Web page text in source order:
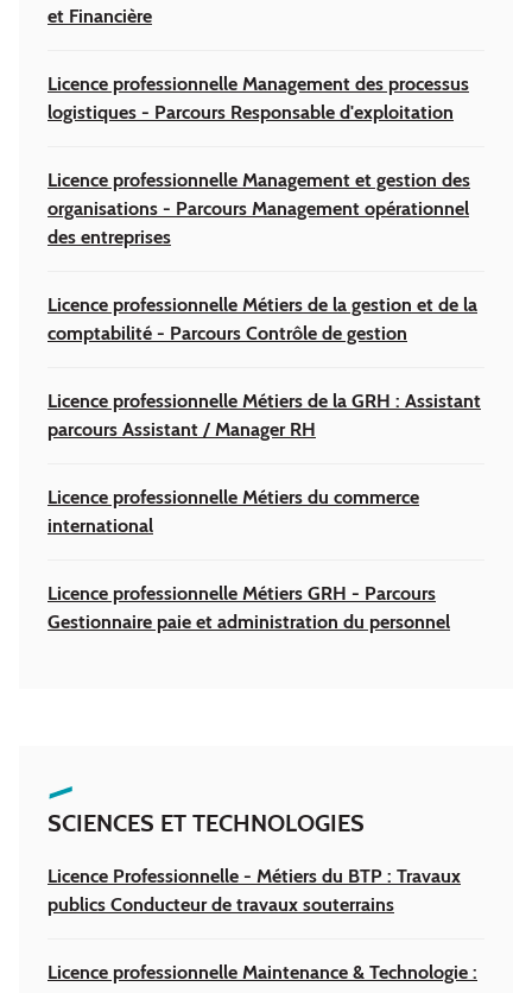
et Financière
Licence professionnelle Management des processus
logistiques - Parcours Responsable d'exploitation
Licence professionnelle Management et gestion des
organisations - Parcours Management opérationnel
des entreprises
Licence professionnelle Métiers de la gestion et de la
comptabilité - Parcours Contrôle de gestion
Licence professionnelle Métiers de la GRH : Assistant
parcours Assistant / Manager RH
Licence professionnelle Métiers du commerce
international
Licence professionnelle Métiers GRH - Parcours
Gestionnaire paie et administration du personnel
SCIENCES ET TECHNOLOGIES
Licence Professionnelle - Métiers du BTP : Travaux
publics Conducteur de travaux souterrains
Licence professionnelle Maintenance & Technologie :